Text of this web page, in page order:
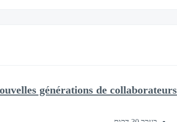
générations de collaborateurs